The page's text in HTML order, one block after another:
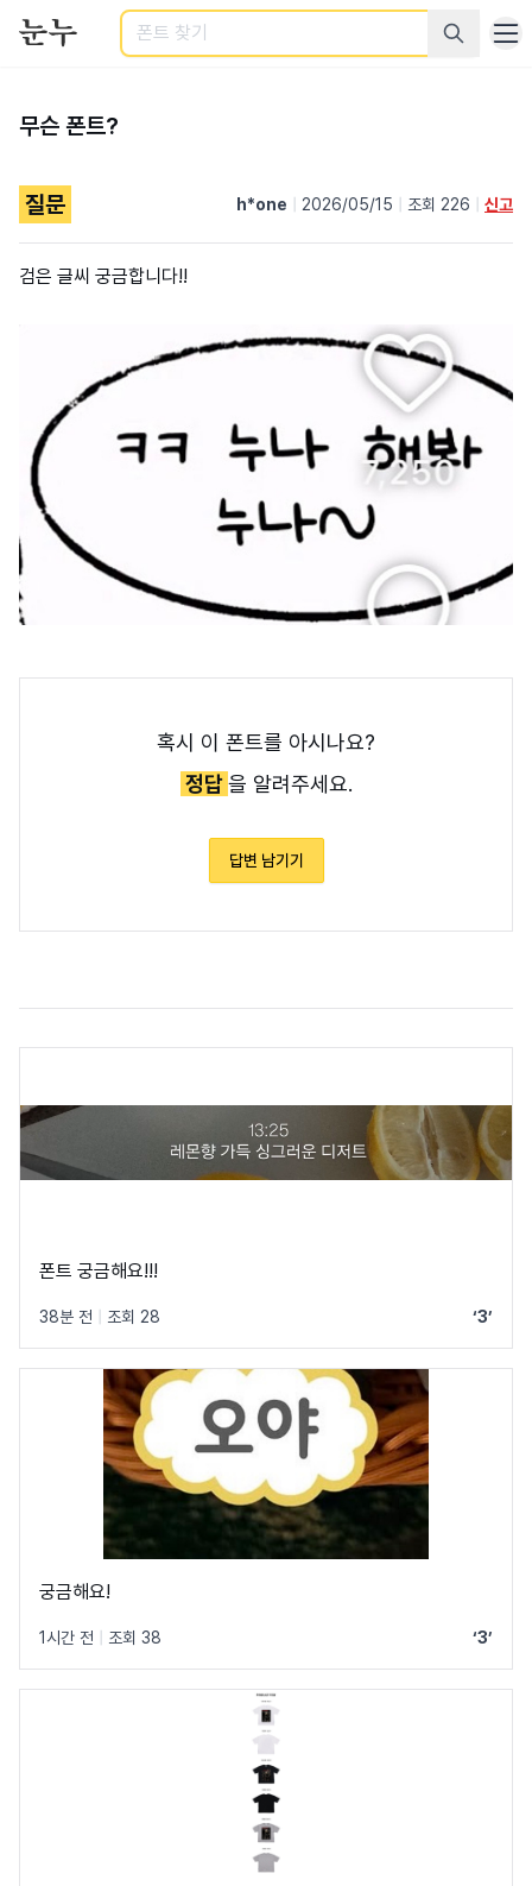
검색
무슨 폰트?
질문 h*one 2026/05/15 조회 226 신고
검은 글씨 궁금합니다!!
혹시 이 폰트를 아시나요?
정답을 알려주세요.
답변 남기기
폰트 궁금해요!!!
38분 전 조회 28 ‘3’
궁금해요!
1시간 전 조회 38 ‘3’